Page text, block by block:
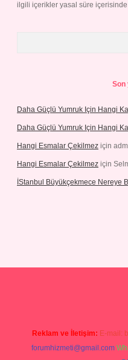
ilgili içerikler yasal süre içerisinde
Son
Daha Güçlü Yumruk Için Hangi
Daha Güçlü Yumruk Için Hangi
Hangi Esmalar Çekilmez için
Hangi Esmalar Çekilmez için
İStanbul Büyükçekmece Nereye
Reklam ve İletişim: E-mail:
forumhizmeti@gmail.com